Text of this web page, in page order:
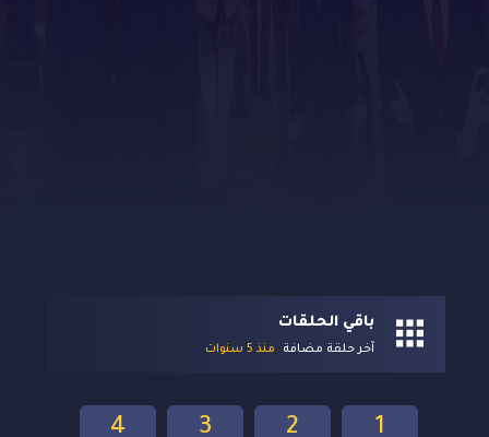
باقي الحلقات
آخر حلقة مضافة منذ 5 سنوات
4 3 2 1